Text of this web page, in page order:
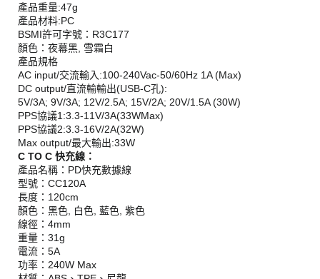
產品重量:47g
產品材料:PC
BSMI許可字號：R3C177
顏色：夜幕黑, 雪霜白
產品規格
AC input/交流輸入:100-240Vac-50/60Hz 1A (Max)
DC output/直流輸輸出(USB-C孔):
5V/3A; 9V/3A; 12V/2.5A; 15V/2A; 20V/1.5A (30W)
PPS協議1:3.3-11V/3A(33WMax)
PPS協議2:3.3-16V/2A(32W)
Max output/最大輸出:33W
C TO C 快充線：
產品名稱：PD快充數據線
型號：CC120A
長度：120cm
顏色：黑色, 白色, 藍色, 紫色
線徑：4mm
重量：31g
電流：5A
功率：240W Max